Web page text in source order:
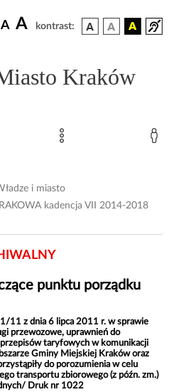
A A kontrast:
Kraków
i miasto
kadencja VII 2014-2018
punktu porządku
11 z dnia 6 lipca 2011 r. w sprawie
przewozowe, uprawnień do
taryfowych w komunikacji
Gminy Miejskiej Kraków oraz
do porozumienia w celu
transportu zbiorowego (z późn. zm.)
Druk nr 1022